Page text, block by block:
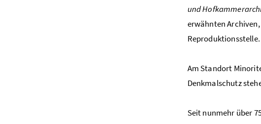
und
erwähnten
Reproduktionsstelle.
Am Standort
Denkmalschutz
Seit nunmehr über